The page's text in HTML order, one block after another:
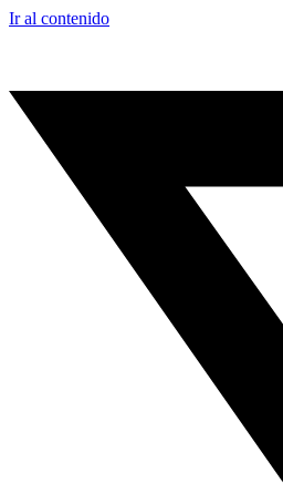
Ir al contenido